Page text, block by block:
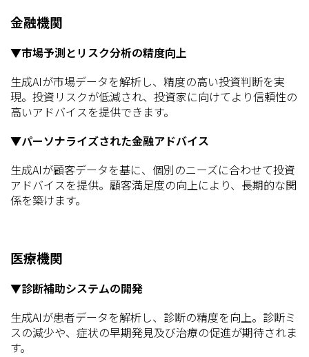
金融機関
▼市場予測とリスク分析の精度向上
生成AIが市場データを解析し、精度の高い投資判断を実
現。投資リスクが低減され、投資家に向けてより信頼性の
高いアドバイスを提供できます。
▼パーソナライズされた金融アドバイス
生成AIが顧客データを基に、個別のニーズに合わせて投資
アドバイスを提供。顧客満足度の向上により、長期的な関
係を築けます。
医療機関
▼診断補助システムの開発
生成AIが患者データを解析し、診断の精度を向上。診断ミ
スの減少や、症状の早期発見及び治療の促進が期待されま
す。